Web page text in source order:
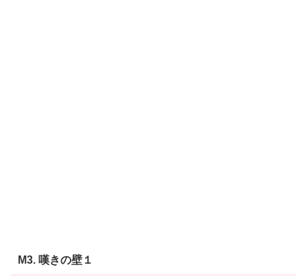
M3. 嘆きの壁１